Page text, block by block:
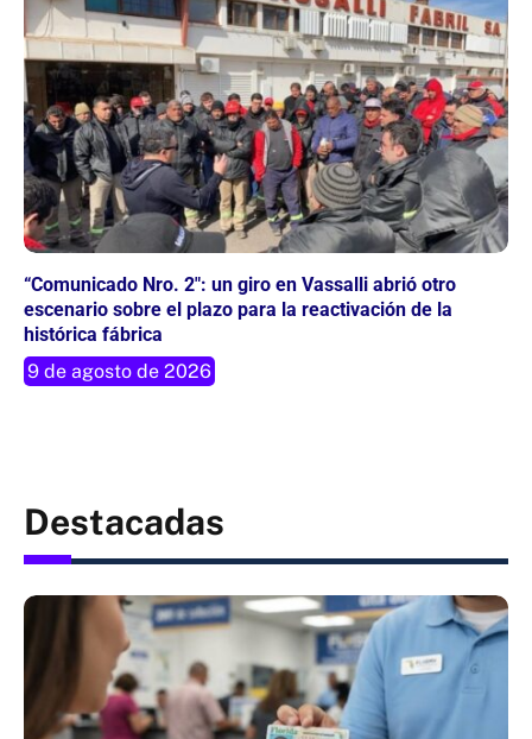
“Comunicado Nro. 2″: un giro en Vassalli abrió otro
escenario sobre el plazo para la reactivación de la
histórica fábrica
9 de agosto de 2026
Destacadas